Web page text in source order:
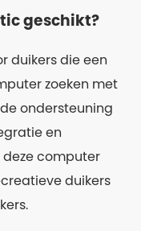
geschikt?
duikers die een
zoeken met
ondersteuning
en
computer
duikers